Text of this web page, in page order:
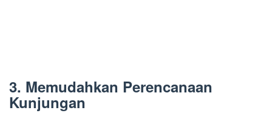
3. Memudahkan Perencanaan
Kunjungan